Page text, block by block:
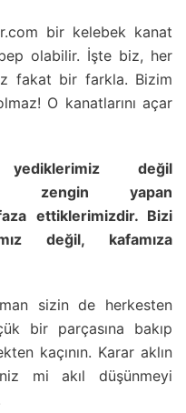
bir kelebek kanat
olabilir. İşte biz, her
fakat bir farkla. Bizim
O kanatlarını açar
değil
zengin yapan
ettiklerimizdir. Bizi
değil, kafamıza
sizin de herkesten
bir parçasına bakıp
kaçının. Karar aklın
mi akıl düşünmeyi